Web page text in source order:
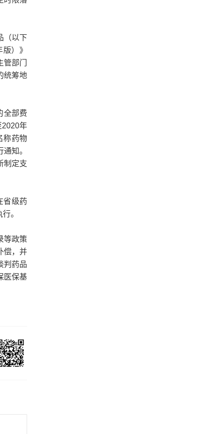
（以下
）》
部门
统筹地
全部费
2020年
称药物
知。
制定支
省级药
。
等政策
偿，并
判药品
医保基